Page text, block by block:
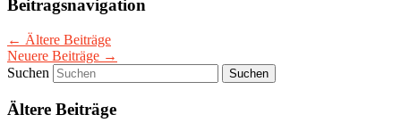
Beitragsnavigation
← Ältere Beiträge
Neuere Beiträge →
Suchen
Ältere Beiträge